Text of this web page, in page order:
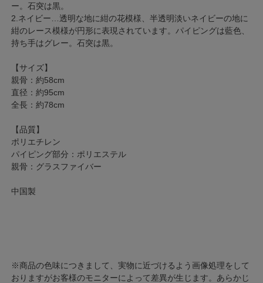
ー。石突は黒。
2.ネイビー…透明な地に紺の花模様、半透明淡いネイビーの地に
紺のレース模様が円形に表現されています。パイピングは藍色、
持ち手はグレー。石突は黒。
【サイズ】
親骨：約58cm
直径：約95cm
全長：約78cm
【品質】
ポリエチレン
パイピング部分：ポリエステル
親骨：グラスファイバー
中国製
※商品の色味につきまして、実物に近づけるよう画像処理をして
おりますがお客様のモニターによって差異が生じます。あらかじ